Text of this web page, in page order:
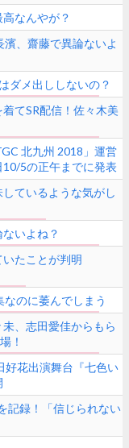
なんやが？
濱、齋藤で異論ないよ
ダメ出ししないの？
てSR配信！佐々木美
北九州 2018」運営
5の正午までに発表
ているような気がし
いよね？
たことが判明
なのに萎んでしまう
、志田愛佳からもら
！
好花出演舞台『七色い
記録！「信じられない